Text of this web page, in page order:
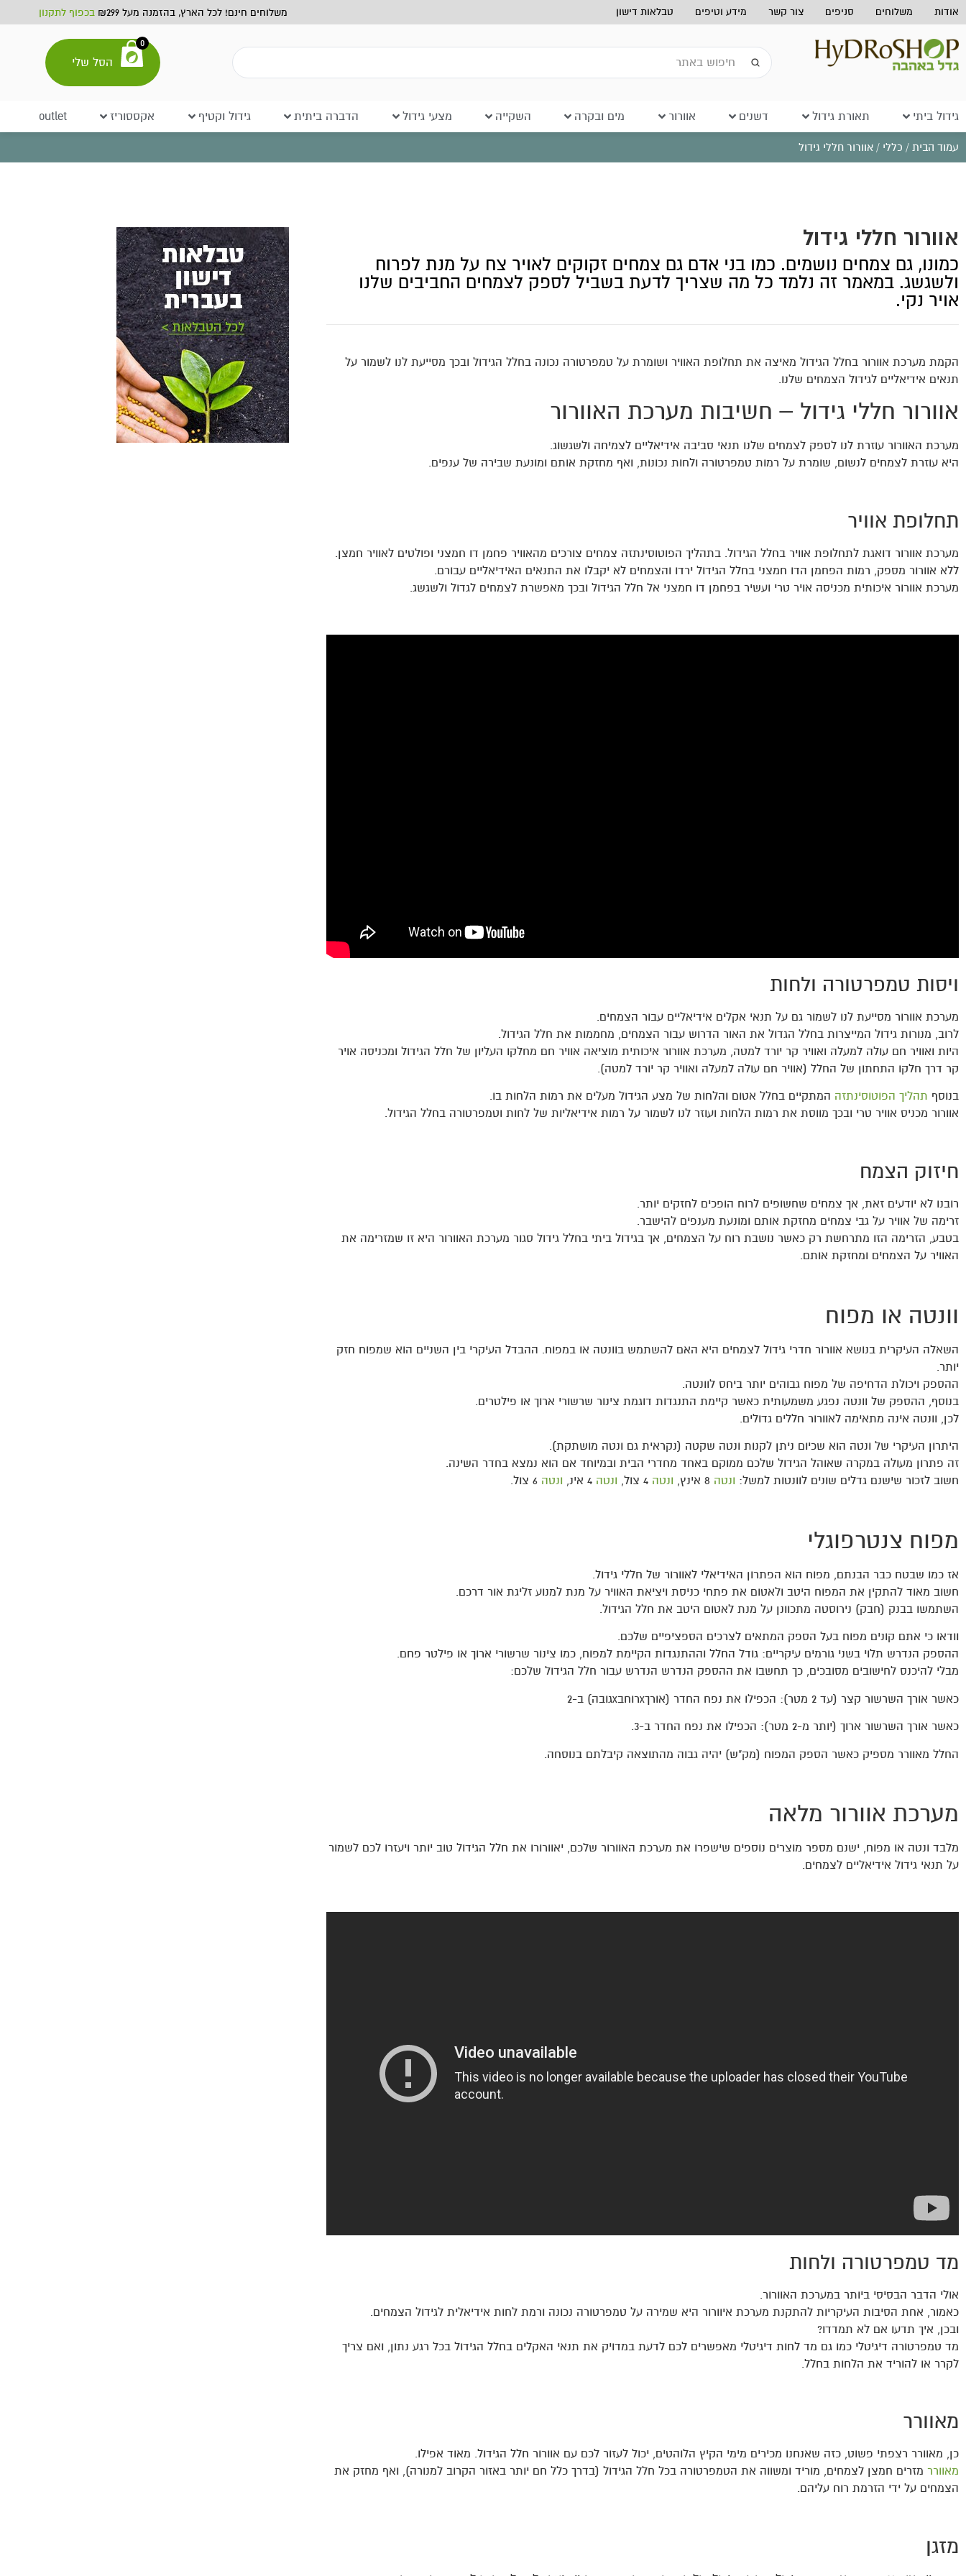
אודות משלוחים סניפים צור קשר מידע וטיפים טבלאות דישון משלוחים חינם! לכל הארץ, בהזמנה מעל ₪299 בכפוף לתקנון
0
הסל שלי
גידול ביתי תאורת גידול דשנים אוורור מים ובקרה השקייה מצעי גידול הדברה ביתית גידול וקטיף אקססוריז outlet
עמוד הבית / כללי / אוורור חללי גידול
אוורור חללי גידול
כמונו, גם צמחים נושמים. כמו בני אדם גם צמחים זקוקים לאויר צח על מנת לפרוח
ולשגשג. במאמר זה נלמד כל מה שצריך לדעת בשביל לספק לצמחים החביבים שלנו
אויר נקי.
הקמת מערכת אוורור בחלל הגידול מאיצה את תחלופת האוויר ושומרת על טמפרטורה נכונה בחלל הגידול ובכך מסייעת לנו לשמור על
תנאים אידיאליים לגידול הצמחים שלנו.
אוורור חללי גידול – חשיבות מערכת האוורור
מערכת האוורור עוזרת לנו לספק לצמחים שלנו תנאי סביבה אידיאליים לצמיחה ולשגשוג.
היא עוזרת לצמחים לנשום, שומרת על רמות טמפרטורה ולחות נכונות, ואף מחזקת אותם ומונעת שבירה של ענפים.
תחלופת אוויר
מערכת אוורור דואגת לתחלופת אוויר בחלל הגידול. בתהליך הפוטוסינתזה צמחים צורכים מהאוויר פחמן דו חמצני ופולטים לאוויר חמצן.
ללא אוורור מספק, רמות הפחמן הדו חמצני בחלל הגידול ירדו והצמחים לא יקבלו את התנאים האידיאליים עבורם.
מערכת אוורור איכותית מכניסה אויר טרי ועשיר בפחמן דו חמצני אל חלל הגידול ובכך מאפשרת לצמחים לגדול ולשגשג.
ויסות טמפרטורה ולחות
מערכת אוורור מסייעת לנו לשמור גם על תנאי אקלים אידיאליים עבור הצמחים.
לרוב, מנורות גידול המייצרות בחלל הגדול את האור הדרוש עבור הצמחים, מחממות את חלל הגידול.
היות ואוויר חם עולה למעלה ואוויר קר יורד למטה, מערכת אוורור איכותית מוציאה אוויר חם מחלקו העליון של חלל הגידול ומכניסה אויר
קר דרך חלקו התחתון של החלל (אוויר חם עולה למעלה ואוויר קר יורד למטה).
בנוסף תהליך הפוטוסינתזה המתקיים בחלל אטום והלחות של מצע הגידול מעלים את רמות הלחות בו.
אוורור מכניס אוויר טרי ובכך מווסת את רמות הלחות ועוזר לנו לשמור על רמות אידיאליות של לחות וטמפרטורה בחלל הגידול.
חיזוק הצמח
רובנו לא יודעים זאת, אך צמחים שחשופים לרוח הופכים לחזקים יותר.
זרימה של אוויר על גבי צמחים מחזקת אותם ומונעת מענפים להישבר.
בטבע, הזרימה הזו מתרחשת רק כאשר נושבת רוח על הצמחים, אך בגידול ביתי בחלל גידול סגור מערכת האוורור היא זו שמזרימה את
האוויר על הצמחים ומחזקת אותם.
וונטה או מפוח
השאלה העיקרית בנושא אוורור חדרי גידול לצמחים היא האם להשתמש בוונטה או במפוח. ההבדל העיקרי בין השניים הוא שמפוח חזק
יותר.
ההספק ויכולת הדחיפה של מפוח גבוהים יותר ביחס לוונטה.
בנוסף, ההספק של וונטה נפגע משמעותית כאשר קיימת התנגדות דוגמת צינור שרשורי ארוך או פילטרים.
לכן, וונטה אינה מתאימה לאוורור חללים גדולים.
היתרון העיקרי של ונטה הוא שכיום ניתן לקנות ונטה שקטה (נקראית גם ונטה מושתקת).
זה פתרון מעולה במקרה שאוהל הגידול שלכם ממוקם באחד מחדרי הבית ובמיוחד אם הוא נמצא בחדר השינה.
חשוב לזכור שישנם גדלים שונים לוונטות למשל: ונטה ונטה ונטה ונטה
מפוח צנטרפוגלי
אז כמו שבטח כבר הבנתם, מפוח הוא הפתרון האידיאלי לאוורור של חללי גידול.
חשוב מאוד להתקין את המפוח היטב ולאטום את פתחי כניסת ויציאת האוויר על מנת למנוע זליגת אור דרכם.
השתמשו בבנק (חבק) נירוסטה מתכוונן על מנת לאטום היטב את חלל הגידול.
וודאו כי אתם קונים מפוח בעל הספק המתאים לצרכים הספציפיים שלכם.
ההספק הנדרש תלוי בשני גורמים עיקריים: גודל החלל וההתנגדות הקיימת למפוח, כמו צינור שרשורי ארוך או פילטר פחם.
מבלי להיכנס לחישובים מסובכים, כך תחשבו את ההספק הנדרש הנדרש עבור חלל הגידול שלכם:
כאשר אורך השרשור קצר (עד 2 מטר): הכפילו את נפח החדר (אורךxרוחבxגובה) ב-2
כאשר אורך השרשור ארוך (יותר מ-2 מטר): הכפילו את נפח החדר ב-3.
החלל מאוורר מספיק כאשר הספק המפוח (מק"ש) יהיה גבוה מהתוצאה קיבלתם בנוסחה.
מערכת אוורור מלאה
מלבד ונטה או מפוח, ישנם מספר מוצרים נוספים שישפרו את מערכת האוורור שלכם, יאוורורו את חלל הגידול טוב יותר ויעזרו לכם לשמור
על תנאי גידול אידיאליים לצמחים.
מד טמפרטורה ולחות
אולי הדבר הבסיסי ביותר במערכת האוורור.
כאמור, אחת הסיבות העיקריות להתקנת מערכת איוורור היא שמירה על טמפרטורה נכונה ורמת לחות אידיאלית לגידול הצמחים.
ובכן, איך תדעו אם לא תמדדו?
מד טמפרטורה דיגיטלי כמו גם מד לחות דיגיטלי מאפשרים לכם לדעת במדויק את תנאי האקלים בחלל הגידול בכל רגע נתון, ואם צריך
לקרר או להוריד את הלחות בחלל.
מאוורר
כן, מאוורר רצפתי פשוט, כזה שאנחנו מכירים מימי הקיץ הלוהטים, יכול לעזור לכם עם אוורור חלל הגידול. מאוד אפילו.
מאוורר מזרים חמצן לצמחים, מוריד ומשווה את הטמפרטורה בכל חלל הגידול (בדרך כלל חם יותר באזור הקרוב למנורה), ואף מחזק את
הצמחים על ידי הזרמת רוח עליהם.
מזגן